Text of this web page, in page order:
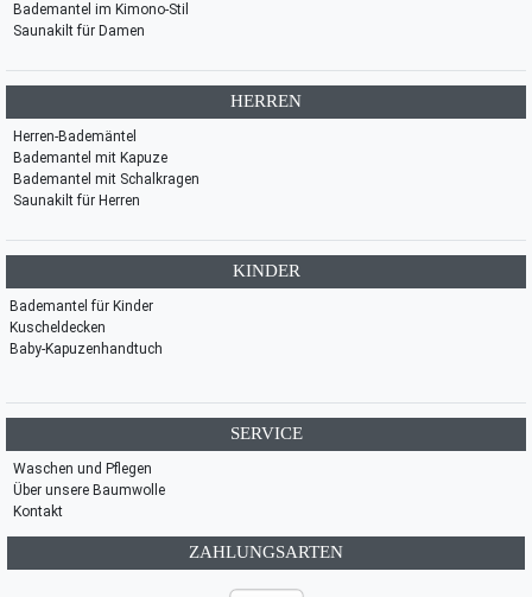
Bademantel im Kimono-Stil
Saunakilt für Damen
HERREN
Herren-Bademäntel
Bademantel mit Kapuze
Bademantel mit Schalkragen
Saunakilt für Herren
KINDER
Bademantel für Kinder
Kuscheldecken
Baby-Kapuzenhandtuch
SERVICE
Waschen und Pflegen
Über unsere Baumwolle
Kontakt
ZAHLUNGSARTEN